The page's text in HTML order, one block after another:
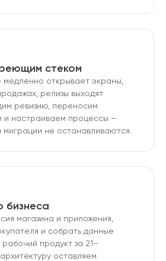
стеком
открывает экраны,
релизы выходят
ревизию, переносим
и настраиваем процессы —
не останавливаются.
бизнеса
магазина и приложения,
и собрать данные
продукт за 21–
оставляем